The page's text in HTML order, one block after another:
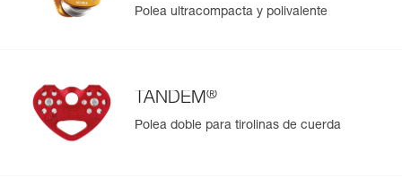
Polea ultracompacta y polivalente
TANDEM®
Polea doble para tirolinas de cuerda